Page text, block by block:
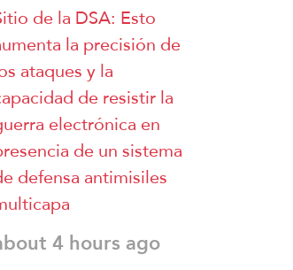
de la DSA: Esto
la precisión de
ataques y la
de resistir la
electrónica en
de un sistema
defensa antimisiles
4 hours ago